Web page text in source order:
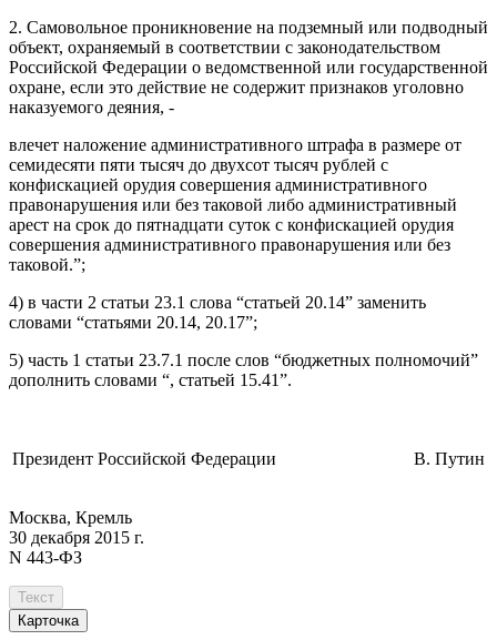
2. Самовольное проникновение на подземный или подводный
объект, охраняемый в соответствии с законодательством
Российской Федерации о ведомственной или государственной
охране, если это действие не содержит признаков уголовно
наказуемого деяния, -
влечет наложение административного штрафа в размере от
семидесяти пяти тысяч до двухсот тысяч рублей с
конфискацией орудия совершения административного
правонарушения или без таковой либо административный
арест на срок до пятнадцати суток с конфискацией орудия
совершения административного правонарушения или без
таковой.”;
4) в части 2 статьи 23.1 слова “статьей 20.14” заменить
словами “статьями 20.14, 20.17”;
5) часть 1 статьи 23.7.1 после слов “бюджетных полномочий”
дополнить словами “, статьей 15.41”.
Президент Российской Федерации В. Путин
Москва, Кремль
30 декабря 2015 г.
N 443-ФЗ
Текст
Карточка